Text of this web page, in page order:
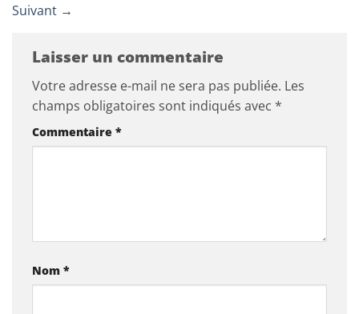
Suivant →
Laisser un commentaire
Votre adresse e-mail ne sera pas publiée. Les
champs obligatoires sont indiqués avec *
Commentaire *
Nom *